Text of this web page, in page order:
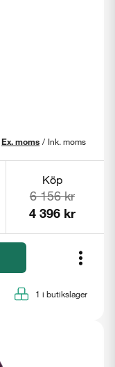
Ex. moms / Ink. moms
Köp
6 156 kr
4 396 kr
1 i butikslager